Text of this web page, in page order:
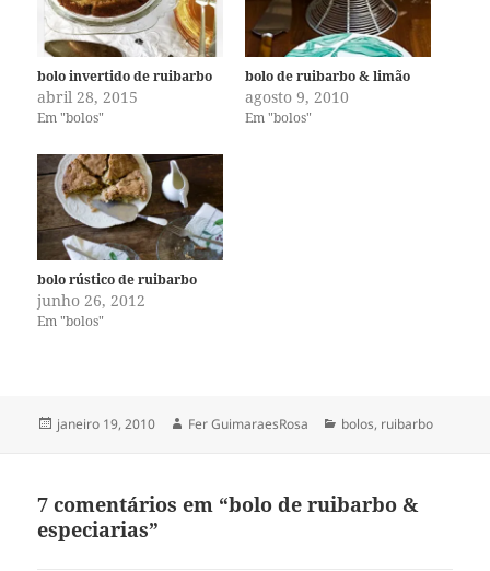
bolo invertido de ruibarbo
abril 28, 2015
Em "bolos"
bolo de ruibarbo & limão
agosto 9, 2010
Em "bolos"
bolo rústico de ruibarbo
junho 26, 2012
Em "bolos"
Publicado
janeiro 19, 2010 Autor
Fer GuimaraesRosa Categorias
bolos, ruibarbo
7 comentários em “bolo de ruibarbo &
especiarias”